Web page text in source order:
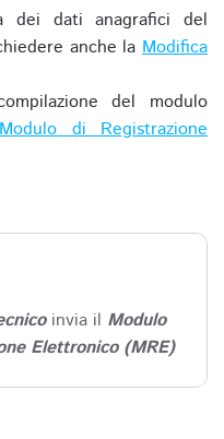
dei dati anagrafici del
anche laModifica
del modulo
Modulo di Registrazione
invia il Modulo
Elettronico (MRE)